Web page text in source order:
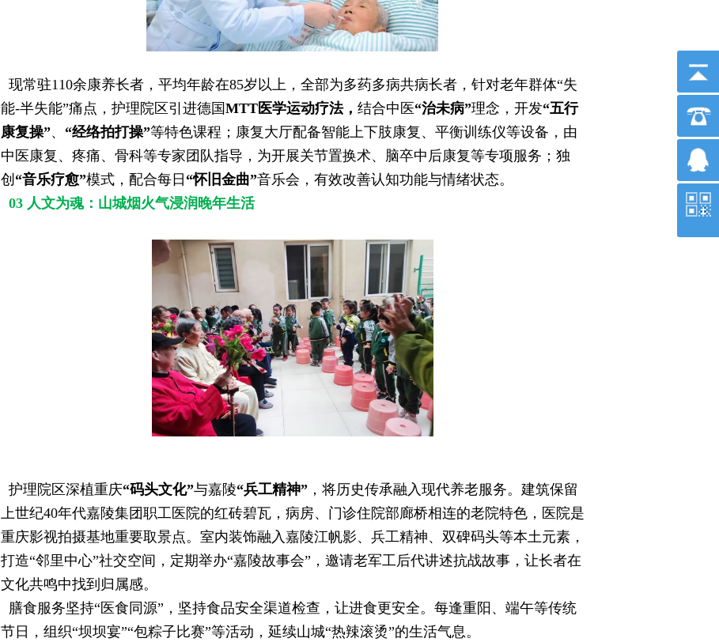
现常驻110余康养长者，平均年龄在85岁以上，全部为多药多病共病长者，针对老年群体“失
能-半失能”痛点，护理院区引进德国MTT医学运动疗法， 结合中医“治未病”理念，开发“五行
康复操”、 “经络拍打操”等特色课程；康复大厅配备智能上下肢康复、平衡训练仪等设备，由
中医康复、疼痛、骨科等专家团队指导，为开展关节置换术、脑卒中后康复等专项服务；独
创 “音乐疗愈”模式，配合每日 “怀旧金曲”音乐会，有效改善认知功能与情绪状态。
03 人文为魂：山城烟火气浸润晚年生活
护理院区深植重庆“码头文化”与嘉陵“兵工精神”，将历史传承融入现代养老服务。建筑保留
上世纪40年代嘉陵集团职工医院的红砖碧瓦，病房、门诊住院部廊桥相连的老院特色，医院是
重庆影视拍摄基地重要取景点。室内装饰融入嘉陵江帆影、兵工精神、双碑码头等本土元素，
打造“邻里中心”社交空间，定期举办“嘉陵故事会”，邀请老军工后代讲述抗战故事，让长者在
文化共鸣中找到归属感。
膳食服务坚持“医食同源”，坚持食品安全渠道检查，让进食更安全。每逢重阳、端午等传统
节日，组织“坝坝宴”“包粽子比赛”等活动，延续山城“热辣滚烫”的生活气息。